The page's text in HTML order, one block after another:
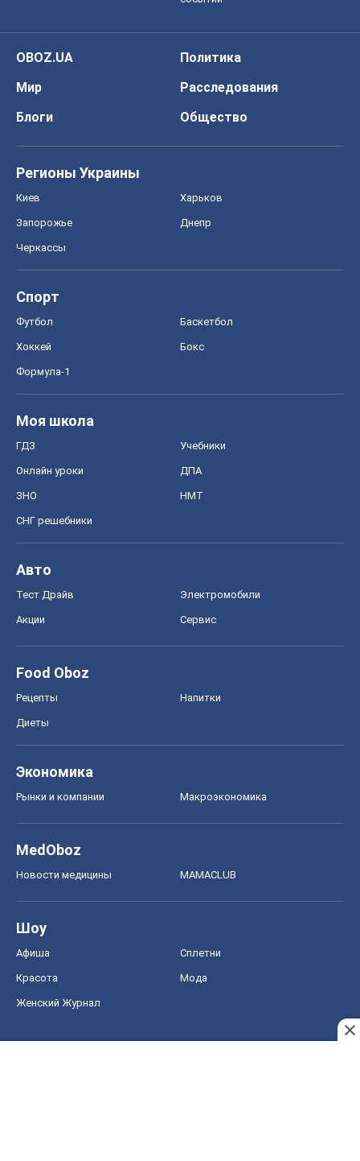
OBOZ.UA
Политика
Мир
Расследования
Блоги
Общество
Регионы Украины
Киев Харьков
Запорожье Днепр
Черкассы
Спорт
Футбол Баскетбол
Хоккей Бокс
Формула-1
Моя школа
ГДЗ Учебники
Онлайн уроки ДПА
ЗНО НМТ
СНГ решебники
Авто
Тест Драйв Электромобили
Акции Сервис
Food Oboz
Рецепты Напитки
Диеты
Экономика
Рынки и компании Mакроэкономика
MedOboz
Новости медицины MAMACLUB
Шоу
Афиша Сплетни
Красота Мода
Женский Журнал